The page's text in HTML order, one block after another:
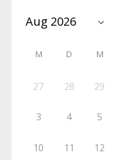
M D M
27 28 29
3 4 5
10 11 12